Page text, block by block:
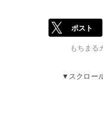
ポスト
もちまる
▼スクロー